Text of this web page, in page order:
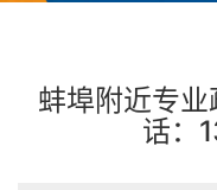
蚌埠附近专
话：